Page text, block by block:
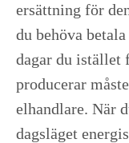
ersättning för
du behöva
dagar du istället
producerar
elhandlare. När
dagsläget